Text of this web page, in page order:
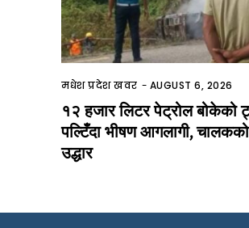
मधेश प्रदेश खवर - AUGUST 6, 2026
१२ हजार लिटर पेट्रोल बोकेको
पल्टिँदा भीषण आगलागी,
उद्धार